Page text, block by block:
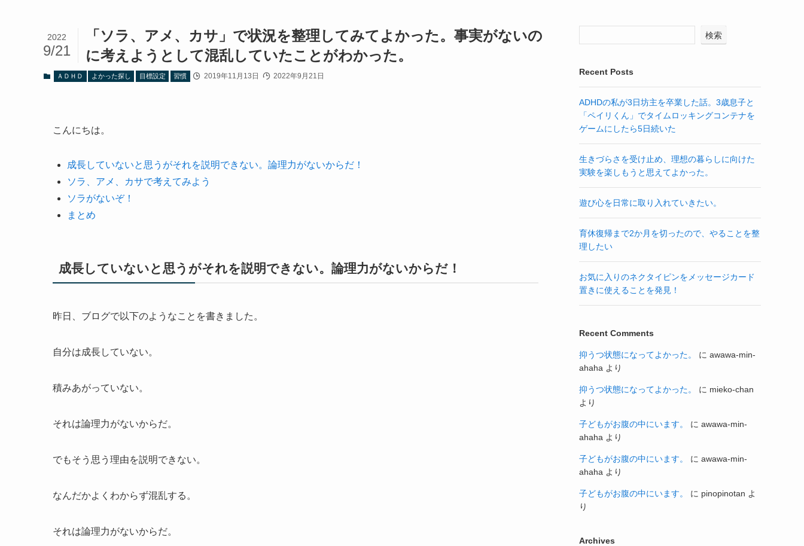
「ソラ、アメ、カサ」で状況を整理してみてよかった。事実がないの
に考えようとして混乱していたことがわかった。
2022
9/21
ＡＤＨＤ よかった探し 目標設定 習慣 2019年11月13日 2022年9月21日
こんにちは。
成長していないと思うがそれを説明できない。論理力がないからだ！
ソラ、アメ、カサで考えてみよう
ソラがないぞ！
まとめ
成長していないと思うがそれを説明できない。論理力がないからだ！
昨日、ブログで以下のようなことを書きました。
自分は成長していない。
積みあがっていない。
それは論理力がないからだ。
でもそう思う理由を説明できない。
なんだかよくわからず混乱する。
それは論理力がないからだ。
検索
Recent Posts
ADHDの私が3日坊主を卒業した話。3歳息子と
「ペイリくん」でタイムロッキングコンテナを
ゲームにしたら5日続いた
生きづらさを受け止め、理想の暮らしに向けた
実験を楽しもうと思えてよかった。
遊び心を日常に取り入れていきたい。
育休復帰まで2か月を切ったので、やることを整
理したい
お気に入りのネクタイピンをメッセージカード
置きに使えることを発見！
Recent Comments
抑うつ状態になってよかった。 に awawa-min-
ahaha より
抑うつ状態になってよかった。 に mieko-chan
より
子どもがお腹の中にいます。 に awawa-min-
ahaha より
子どもがお腹の中にいます。 に awawa-min-
ahaha より
子どもがお腹の中にいます。 に pinopinotan よ
り
Archives